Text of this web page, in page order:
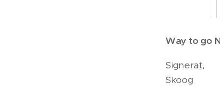
Way to go
Signerat,
Skoog